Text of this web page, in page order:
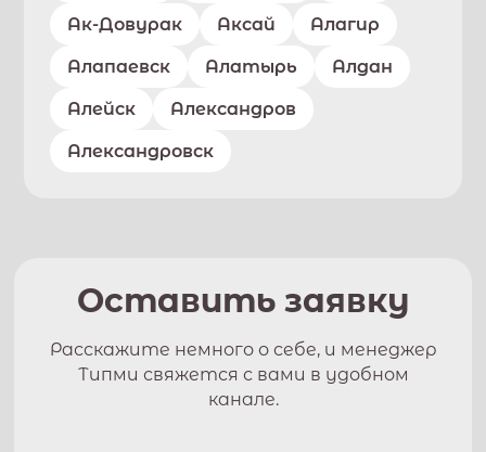
Ак-Довурак Аксай Алагир
Алапаевск Алатырь Алдан
Алейск Александров
Александровск
Оставить заявку
Расскажите немного о себе, и менеджер
Типми свяжется с вами в удобном
канале.